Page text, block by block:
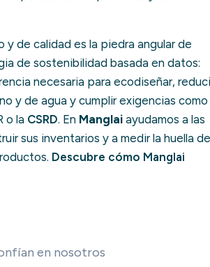
y de calidad es la piedra angular de
de sostenibilidad basada en datos:
necesaria para ecodiseñar,
y de agua y cumplir exigencias como
o la CSRD. En Manglai ayudamos a las
sus inventarios y a medir la huella de
Descubre cómo Manglai
en nosotros